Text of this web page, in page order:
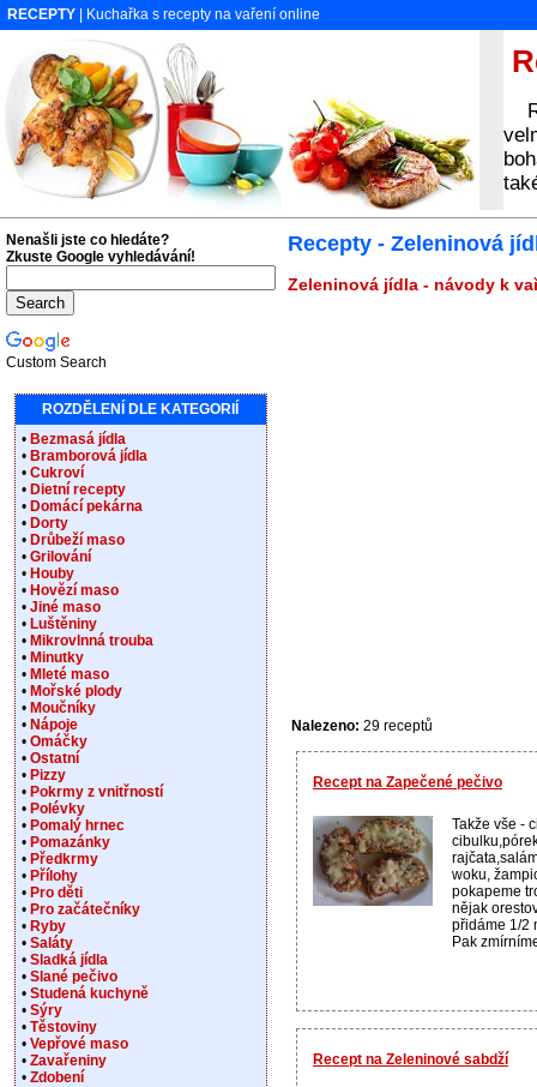
RECEPTY | Kuchařka s recepty na vaření online
Recepty - Zeleninová
Zeleninová jídla - návody k
Nalezeno: 29 receptů
Recept na Zapečené pečivo
Takže vše -
woku,
pokapeme
nějak
přidáme 1/2
Pak
Recept na Zeleninové sabdží
Nenašli jste co hledáte?
Zkuste Google vyhledávání!
Custom Search
ROZDĚLENÍ DLE KATEGORIÍ
• Bezmasá jídla
• Bramborová jídla
• Cukroví
• Dietní recepty
• Domácí pekárna
• Dorty
• Drůbeží maso
• Grilování
• Houby
• Hovězí maso
• Jiné maso
• Luštěniny
• Mikrovlnná trouba
• Minutky
• Mleté maso
• Mořské plody
• Moučníky
• Nápoje
• Omáčky
• Ostatní
• Pizzy
• Pokrmy z vnitřností
• Polévky
• Pomalý hrnec
• Pomazánky
• Předkrmy
• Přílohy
• Pro děti
• Pro začátečníky
• Ryby
• Saláty
• Sladká jídla
• Slané pečivo
• Studená kuchyně
• Sýry
• Těstoviny
• Vepřové maso
• Zavařeniny
• Zdobení